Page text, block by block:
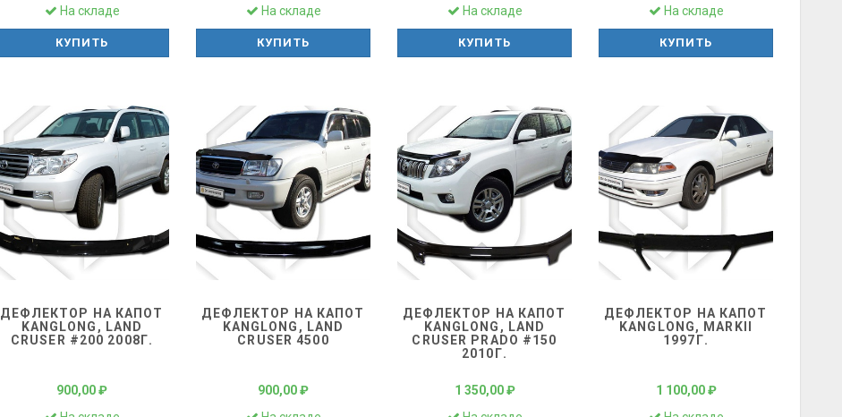
На складе
КУПИТЬ
На складе
КУПИТЬ
На складе
КУПИТЬ
На складе
КУПИТЬ
ДЕФЛЕКТОР НА КАПОТ
KANGLONG, LAND
CRUSER #200 2008Г.
900,00 ₽
ДЕФЛЕКТОР НА КАПОТ
KANGLONG, LAND
CRUSER 4500
900,00 ₽
ДЕФЛЕКТОР НА КАПОТ
KANGLONG, LAND
CRUSER PRADO #150
2010Г.
1 350,00 ₽
ДЕФЛЕКТОР НА КАПОТ
KANGLONG, MARKII
1997Г.
1 100,00 ₽